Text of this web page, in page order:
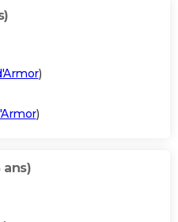
)
)
ans)